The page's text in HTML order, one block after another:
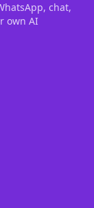
chat,
own AI